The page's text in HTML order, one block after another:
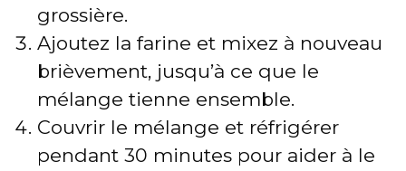
grossière.
Ajoutez la farine et mixez à nouveau
brièvement, jusqu’à ce que le
mélange tienne ensemble.
Couvrir le mélange et réfrigérer
pendant 30 minutes pour aider à le